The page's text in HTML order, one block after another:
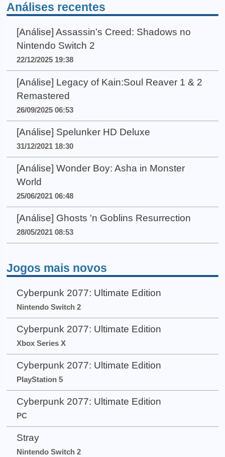
Análises recentes
[Análise] Assassin’s Creed: Shadows no
Nintendo Switch 2
22/12/2025 19:38
[Análise] Legacy of Kain:Soul Reaver 1 & 2
Remastered
26/09/2025 06:53
[Análise] Spelunker HD Deluxe
31/12/2021 18:30
[Análise] Wonder Boy: Asha in Monster
World
25/06/2021 06:48
[Análise] Ghosts 'n Goblins Resurrection
28/05/2021 08:53
Jogos mais novos
Cyberpunk 2077: Ultimate Edition
Nintendo Switch 2
Cyberpunk 2077: Ultimate Edition
Xbox Series X
Cyberpunk 2077: Ultimate Edition
PlayStation 5
Cyberpunk 2077: Ultimate Edition
PC
Stray
Nintendo Switch 2